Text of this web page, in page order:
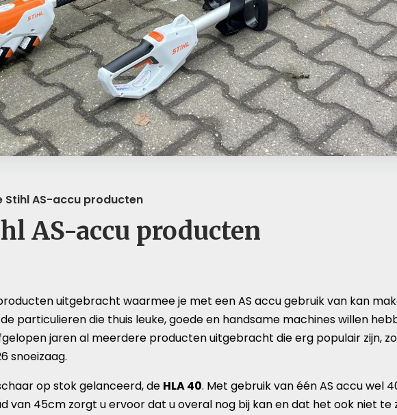
Stihl AS-accu producten
AS-accu producten
uitgebracht waarmee je met een AS accu gebruik van kan
particulieren die thuis leuke, goede en handsame machines willen
jaren al meerdere producten uitgebracht die erg populair zijn,
snoeizaag.
op stok gelanceerd, de HLA 40. Met gebruik van één AS accu wel
van 45cm zorgt u ervoor dat u overal nog bij kan en dat het ook niet te